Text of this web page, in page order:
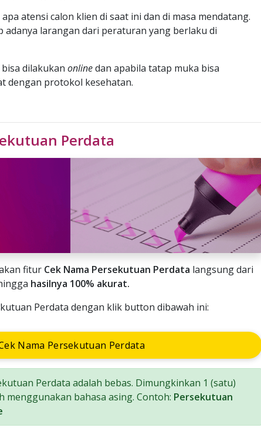
atensi calon klien di saat ini dan di masa mendatang.
adanya larangan dari peraturan yang berlaku di
bisa dilakukan onlinedan apabila tatap muka bisa
dengan protokol kesehatan.
Perdata
fitur Cek Nama Persekutuan Perdata langsung dari
hasilnya 100% akurat.
Perdata dengan klik button dibawah ini:
Nama Persekutuan Perdata
Perdata adalah bebas. Dimungkinkan 1 (satu)
menggunakan bahasa asing. Contoh: Persekutuan